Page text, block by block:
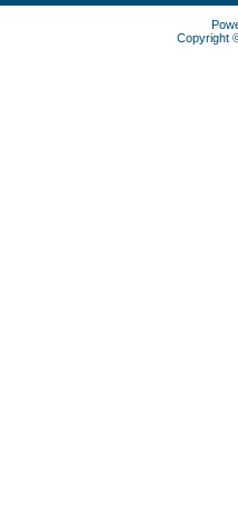
Copyright